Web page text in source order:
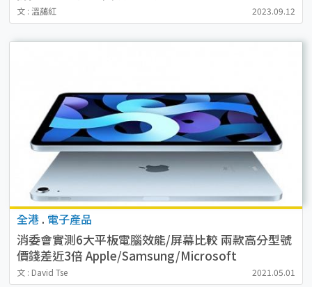
文 : 溫藹紅 2023.09.12
全港 . 電子產品
消委會實測6大平板電腦效能/屏幕比較 兩款高分型號
價錢差近3倍 Apple/Samsung/Microsoft
文 : David Tse 2021.05.01